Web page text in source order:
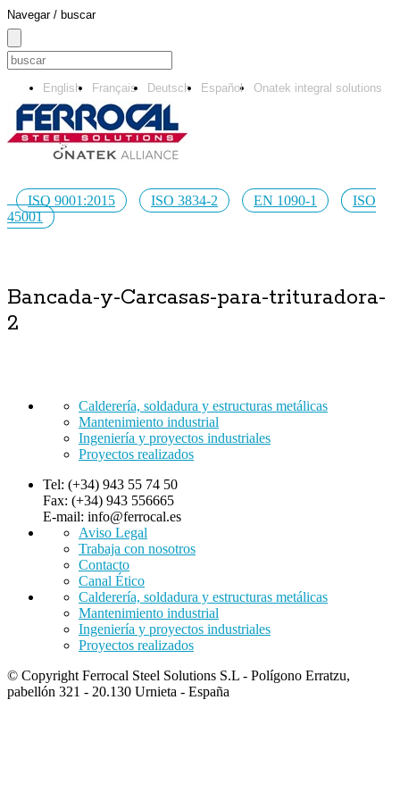
Navegar / buscar
Onatek integral solutions
English Français Deutsch Español
ISO 9001:2015 ISO 3834-2 EN 1090-1
ISO
45001
Bancada-y-Carcasas-para-trituradora-
2
Calderería, soldadura y estructuras metálicas
Mantenimiento industrial
Ingeniería y proyectos industriales
Proyectos realizados
Tel: (+34) 943 55 74 50
Fax: (+34) 943 556665
E-mail: info@ferrocal.es
Aviso Legal
Trabaja con nosotros
Contacto
Canal Ético
Calderería, soldadura y estructuras metálicas
Mantenimiento industrial
Ingeniería y proyectos industriales
Proyectos realizados
© Copyright Ferrocal Steel Solutions S.L - Polígono Erratzu,
pabellón 321 - 20.130 Urnieta - España